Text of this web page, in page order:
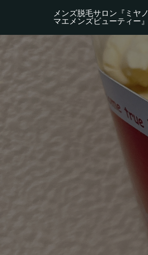
メンズ脱毛サロン『ミヤノ
マエメンズビューティー』